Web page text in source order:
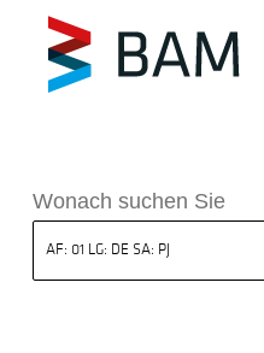
BAM
Wonach suchen Sie